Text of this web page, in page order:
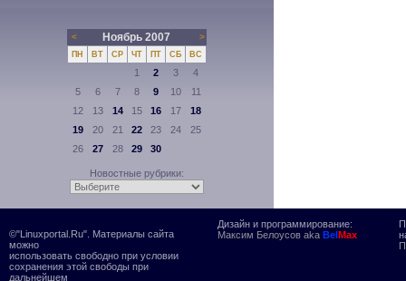
< Ноябрь 2007 >
ПН ВТ СР ЧТ ПТ СБ ВС
1 2 3
4
5
6 7 8 9 10
11
12
13 14 15 16 17
18
19
20 21 22 23 24
25
26
27 28 29 30
Новостные рубрики:
©"Linuxportal.Ru". Материалы сайта
можно
использовать свободно при условии
сохранения этой свободы при
дальнейшем
Дизайн и программирование:
Максим Белоусов aka BelMax